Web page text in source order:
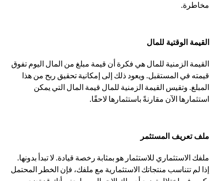
مخاطرة.
القيمة الوقتية للمال
القيمة الزمنية للمال هي فكرة أن قيمة مبلغ من المال اليوم تفوق
قيمته في المستقبل. ويعود ذلك إلى إمكانية تحقيق ربح من هذا
المبلغ. وتقيس القيمة الزمنية للمال قيمة المال التي يمكن
استثمارها الآن مقارنةً باستثمارها لاحقًا.
ملف تعريف المستثمر
ملفك الاستثماري للاستثمار هو بمثابة رخصة قيادة. لا تبدأ بدونها.
إذا لم تتناسب منتجاتك الاستثمارية مع ملفك، فإن الخطر المحتمل